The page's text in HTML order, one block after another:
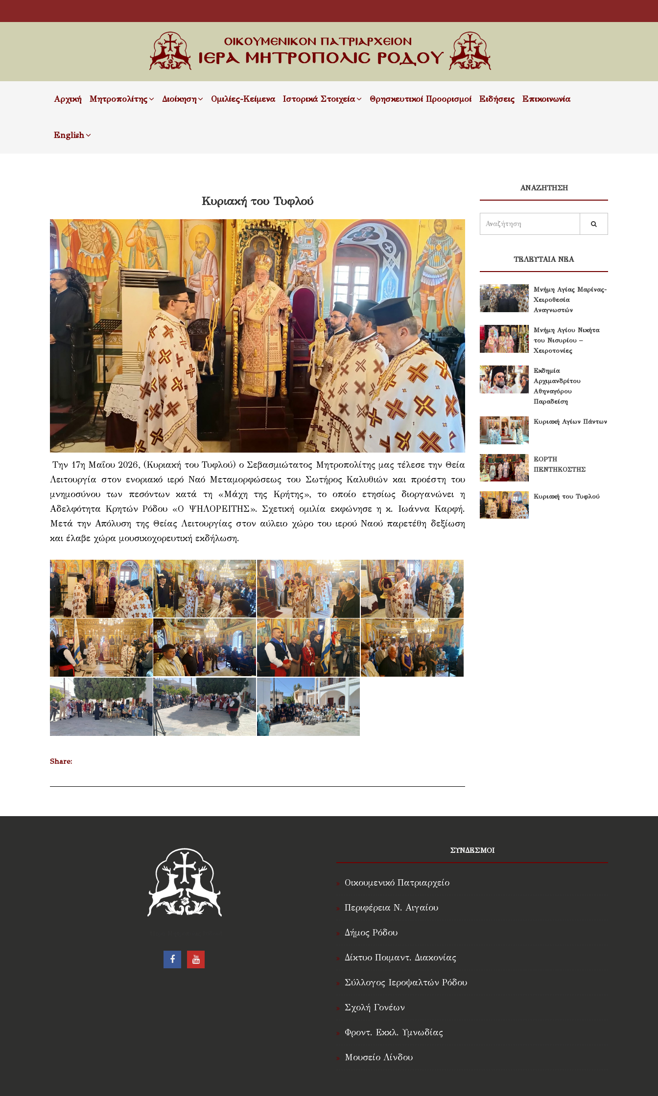
Αρχική Μητροπολίτης Διοίκηση Ομιλίες-Κείμενα Ιστορικά Στοιχεία Θρησκευτικοί Προορισμοί Ειδήσεις Επικοινωνία
English
Κυριακή του Τυφλού
Την 17η Μαΐου 2026, (Κυριακή του Τυφλού) ο Σεβασμιώτατος Μητροπολίτης μας τέλεσε την Θεία
Λειτουργία στον ενοριακό ιερό Ναό Μεταμορφώσεως του Σωτήρος Καλυθιών και προέστη του
μνημοσύνου των πεσόντων κατά τη «Μάχη της Κρήτης», το οποίο ετησίως διοργανώνει η
Αδελφότητα Κρητών Ρόδου «Ο ΨΗΛΟΡΕΙΤΗΣ». Σχετική ομιλία εκφώνησε η κ. Ιωάννα Καρφή.
Μετά την Απόλυση της Θείας Λειτουργίας στον αύλειο χώρο του ιερού Ναού παρετέθη δεξίωση
και έλαβε χώρα μουσικοχορευτική εκδήλωση.
Share:
ΑΝΑΖΗΤΗΣΗ
ΤΕΛΕΥΤΑΙΑ ΝΕΑ
Μνήμη Αγίας Μαρίνας-
Χειροθεσία
Αναγνωστών
Μνήμη Αγίου Νικήτα
του Νισυρίου –
Χειροτονίες
Εκδημία
Αρχιμανδρίτου
Αθηναγόρου
Παραδείση
Κυριακή Αγίων Πάντων
ΕΟΡΤΗ
ΠΕΝΤΗΚΟΣΤΗΣ
Κυριακή του Τυφλού
ΣΥΝΔΕΣΜΟΙ
Οικουμενικό Πατριαρχείο
Περιφέρεια Ν. Αιγαίου
Δήμος Ρόδου
Δίκτυο Ποιμαντ. Διακονίας
Σύλλογος Ιεροψαλτών Ρόδου
Σχολή Γονέων
Φροντ. Εκκλ. Υμνωδίας
Μουσείο Λίνδου